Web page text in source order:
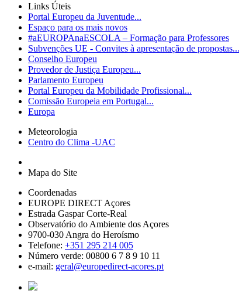
Links Úteis
Portal Europeu da Juventude...
Espaço para os mais novos
#aEUROPAnaESCOLA – Formação para Professores
Subvenções UE - Convites à apresentação de propostas...
Conselho Europeu
Provedor de Justiça Europeu...
Parlamento Europeu
Portal Europeu da Mobilidade Profissional...
Comissão Europeia em Portugal...
Europa
Meteorologia
Centro do Clima -UAC
Mapa do Site
Coordenadas
EUROPE DIRECT Açores
Estrada Gaspar Corte-Real
Observatório do Ambiente dos Açores
9700-030 Angra do Heroísmo
Telefone: +351 295 214 005
Número verde: 00800 6 7 8 9 10 11
e-mail: geral@europedirect-acores.pt